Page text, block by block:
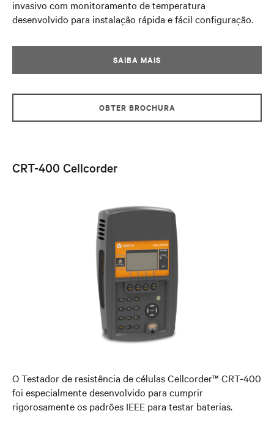
invasivo com monitoramento de temperatura
desenvolvido para instalação rápida e fácil configuração.
SAIBA MAIS
OBTER BROCHURA
CRT-400 Cellcorder
O Testador de resistência de células Cellcorder™ CRT-400
foi especialmente desenvolvido para cumprir
rigorosamente os padrões IEEE para testar baterias.